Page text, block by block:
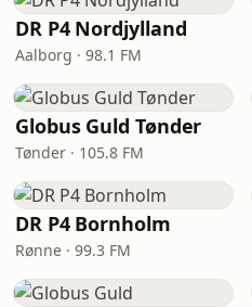
DR P4 Nordjylland
Aalborg · 98.1 FM
Globus Guld Tønder
Tønder · 105.8 FM
DR P4 Bornholm
Rønne · 99.3 FM